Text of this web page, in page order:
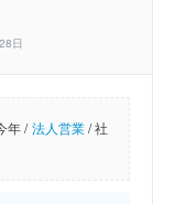
日
年 / 法人営業/社